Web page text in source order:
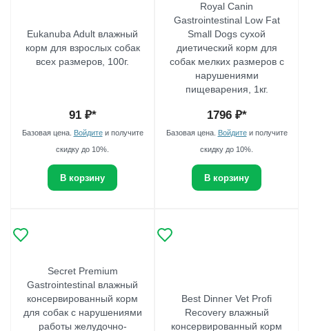
Eukanuba Adult влажный
корм для взрослых собак
всех размеров, 100г.
91₽*
Базовая цена. Войдитеи получите
скидку до 10%.
В корзину
Royal Canin
Gastrointestinal Low Fat
Small Dogs сухой
диетический корм для
собак мелких размеров с
нарушениями
пищеварения, 1кг.
1796₽*
Базовая цена. Войдитеи получите
скидку до 10%.
В корзину
Secret Premium
Gastrointestinal влажный
консервированный корм
для собак с нарушениями
работы желудочно-
Best Dinner Vet Profi
Recovery влажный
консервированный корм